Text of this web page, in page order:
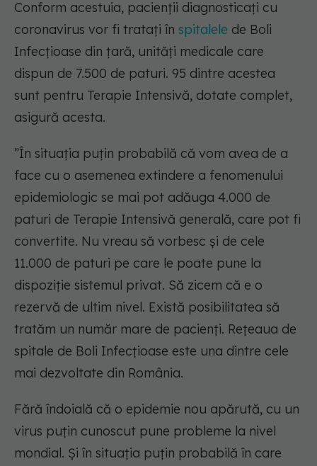
Conform acestuia, pacienții diagnosticați cu
coronavirus vor fi tratați în spitalele de Boli
Infecțioase din țară, unități medicale care
dispun de 7.500 de paturi. 95 dintre acestea
sunt pentru Terapie Intensivă, dotate complet,
asigură acesta.
”În situația puțin probabilă că vom avea de a
face cu o asemenea extindere a fenomenului
epidemiologic se mai pot adăuga 4.000 de
paturi de Terapie Intensivă generală, care pot fi
convertite. Nu vreau să vorbesc și de cele
11.000 de paturi pe care le poate pune la
dispoziție sistemul privat. Să zicem că e o
rezervă de ultim nivel. Există posibilitatea să
tratăm un număr mare de pacienți. Rețeaua de
spitale de Boli Infecțioase este una dintre cele
mai dezvoltate din România.
Fără îndoială că o epidemie nou apărută, cu un
virus puțin cunoscut pune probleme la nivel
mondial. Și în situația puțin probabilă în care